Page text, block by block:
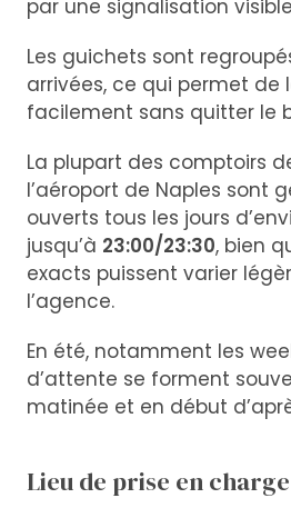
par une signalisation
Les guichets sont
arrivées, ce qui permet de
facilement sans quitter le
La plupart des comptoirs
l’aéroport de Naples sont
ouverts tous les jours
jusqu’à 23:00/23:30, bien
exacts puissent varier
l’agence.
En été, notamment les
d’attente se forment
matinée et en début
Lieu de prise en